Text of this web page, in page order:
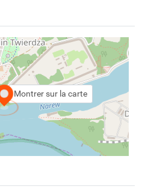
Montrer sur la carte